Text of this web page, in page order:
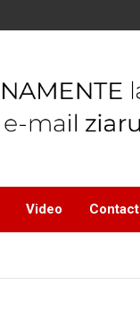
Video Contact